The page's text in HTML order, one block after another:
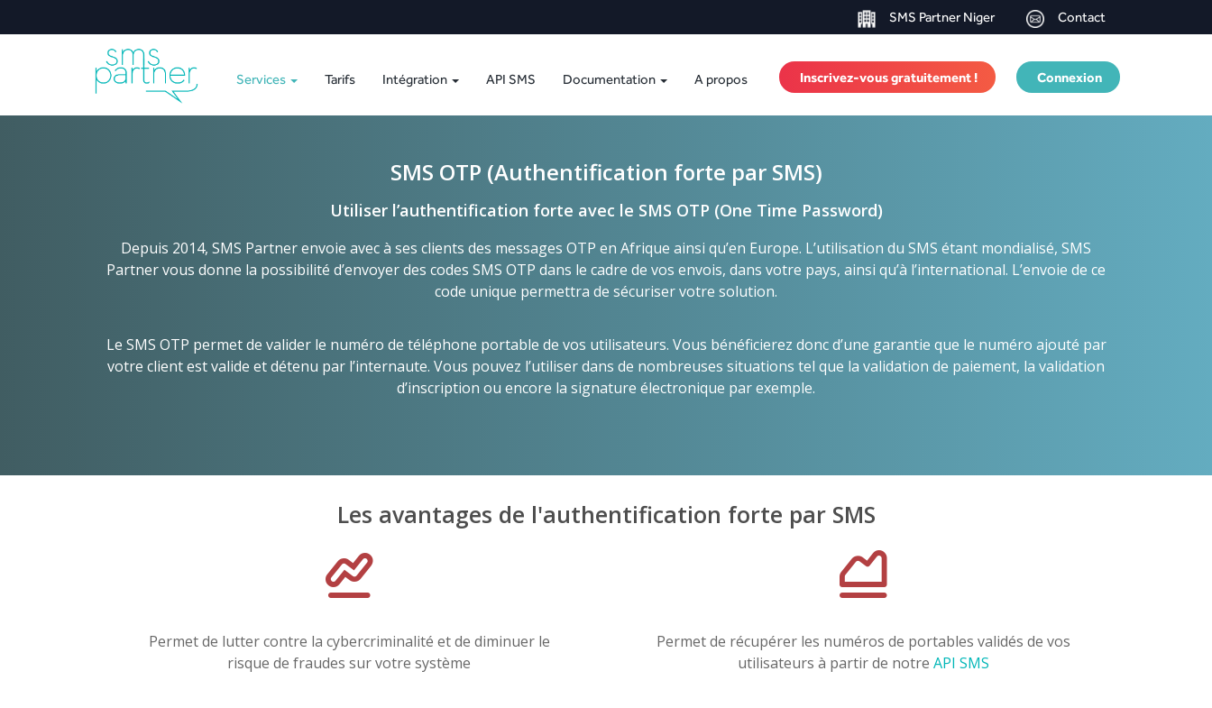
SMS Partner Niger Contact
Inscrivez-vous gratuitement ! Connexion
Services Tarifs Intégration API SMS Documentation A propos
SMS OTP (Authentification forte par SMS)
Utiliser l’authentification forte avec le SMS OTP (One Time Password)
Depuis 2014, SMS Partner envoie avec à ses clients des messages OTP en Afrique ainsi qu’en Europe. L’utilisation du SMS étant mondialisé, SMS
Partner vous donne la possibilité d’envoyer des codes SMS OTP dans le cadre de vos envois, dans votre pays, ainsi qu’à l’international. L’envoie de ce
code unique permettra de sécuriser votre solution.
Le SMS OTP permet de valider le numéro de téléphone portable de vos utilisateurs. Vous bénéficierez donc d’une garantie que le numéro ajouté par
votre client est valide et détenu par l’internaute. Vous pouvez l’utiliser dans de nombreuses situations tel que la validation de paiement, la validation
d’inscription ou encore la signature électronique par exemple.
Les avantages de l'authentification forte par SMS
Permet de lutter contre la cybercriminalité et de diminuer le
risque de fraudes sur votre système
Permet de récupérer les numéros de portables validés de vos
utilisateurs à partir de notre API SMS